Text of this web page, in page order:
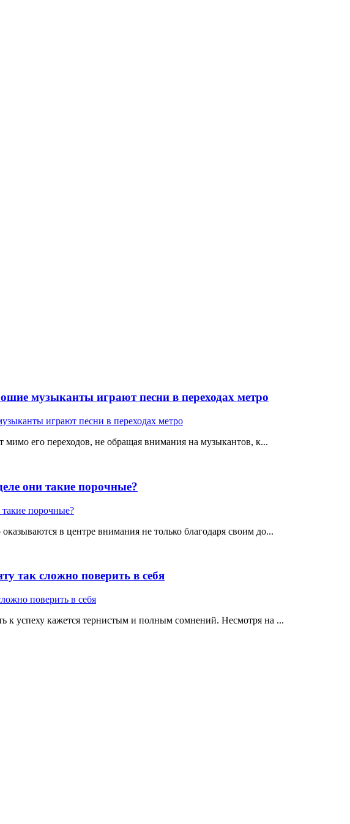
музыканты играют песни в переходах метро
мимо его переходов, не обращая внимания на музыкантов, к...
они такие порочные?
в центре внимания не только благодаря своим до...
так сложно поверить в себя
к успеху кажется тернистым и полным сомнений. Несмотря на ...